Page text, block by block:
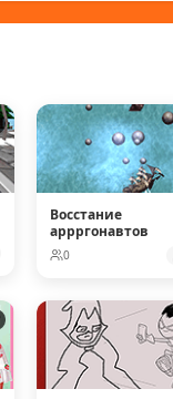
Восстание
аррргонавтов
0